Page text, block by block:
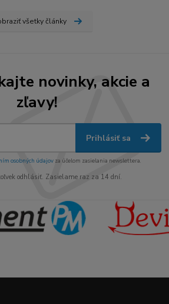
všetky články
novinky, akcie a
zľavy!
Prihlásiť sa
osobných údajov za účelom zasielania newslettera.
odhlásiť. Zasielame raz za 14 dní.